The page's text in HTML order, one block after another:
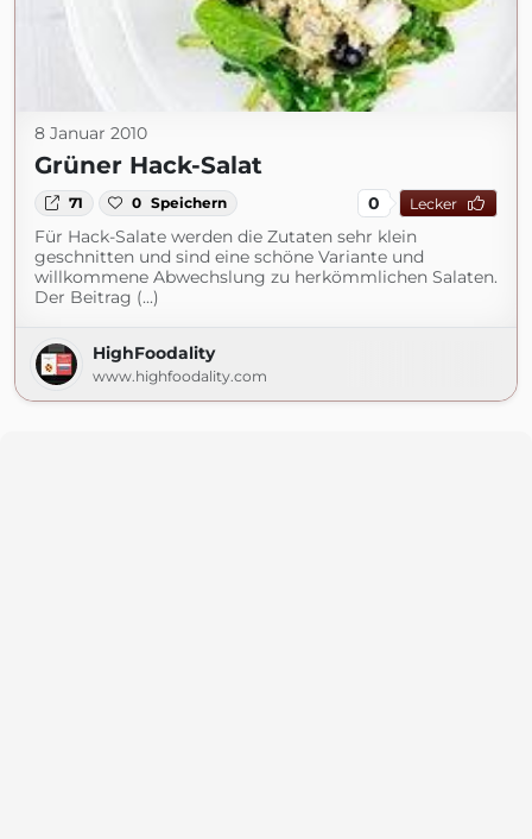
8 Januar 2010
Grüner Hack-Salat
71 0 Speichern 0 Lecker
Für Hack-Salate werden die Zutaten sehr klein
geschnitten und sind eine schöne Variante und
willkommene Abwechslung zu herkömmlichen Salaten.
Der Beitrag (...)
HighFoodality
www.highfoodality.com